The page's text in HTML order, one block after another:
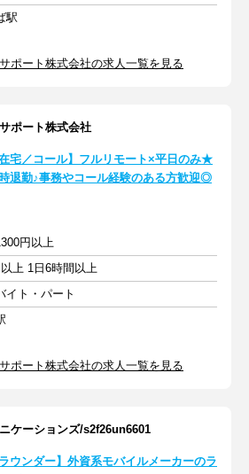
駅
ポート株式会社の求人一覧を見る
ポート株式会社
在宅／コール】フルリモート×平日のみ★
退勤♪事務やコール経験のある方歓迎◎
円以上
上 1日6時間以上
イト・パート
ポート株式会社の求人一覧を見る
ケーションズ/s2f26un6601
ラウンダー】外資系モバイルメーカーのラ